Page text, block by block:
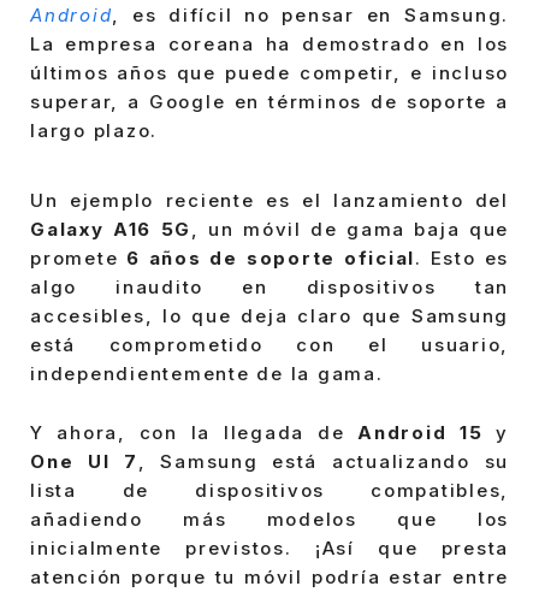
Android, es difícil no pensar en Samsung.
La empresa coreana ha demostrado en los
últimos años que puede competir, e incluso
superar, a Google en términos de soporte a
largo plazo.
Un ejemplo reciente es el lanzamiento del
Galaxy A16 5G , un móvil de gama baja que
promete 6 años de soporte oficial. Esto es
algo inaudito en dispositivos tan
accesibles, lo que deja claro que Samsung
está comprometido con el usuario,
independientemente de la gama.
Y ahora, con la llegada deAndroid 15 y
One UI 7 , Samsung está actualizando su
lista de dispositivos compatibles,
añadiendo más modelos que los
inicialmente previstos. ¡Así que presta
atención porque tu móvil podría estar entre